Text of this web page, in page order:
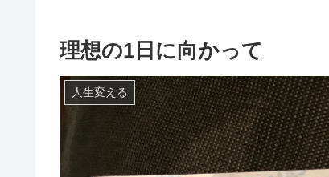
理想の1日に向かって
人生変える